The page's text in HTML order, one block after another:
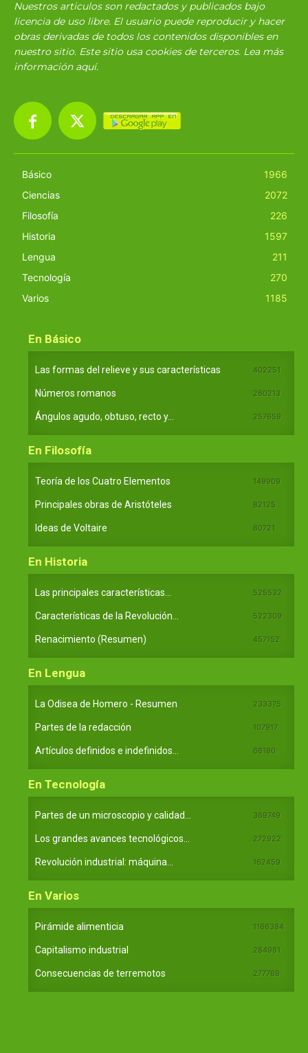
Nuestros articulos son redactados y publicados bajo
licencia de uso libre. El usuario puede reproducir y hacer
obras derivadas de todos los contenidos disponibles en
nuestro sitio. Este sitio usa cookies de terceros. Lea más
información aquí.
Básico
1966
Ciencias
2072
Filosofía
226
Historia
1597
Lengua
211
Tecnología
270
Varios
1185
En Básico
Las formas del relieve y sus características 402251
Números romanos 260213
Ángulos agudo, obtuso, recto y... 257659
En Filosofía
Teoría de los Cuatro Elementos 149909
Principales obras de Aristóteles 82125
Ideas de Voltaire 80721
En Historia
Las principales características... 525532
Características de la Revolución... 522309
Renacimiento (Resumen) 457152
En Lengua
La Odisea de Homero - Resumen 233375
Partes de la redacción 107917
Artículos definidos e indefinidos... 66180
En Tecnología
Partes de un microscopio y calidad... 369749
Los grandes avances tecnológicos... 272922
Revolución industrial: máquina... 162459
En Varios
Pirámide alimenticia 1166384
Capitalismo industrial 284981
Consecuencias de terremotos 277769